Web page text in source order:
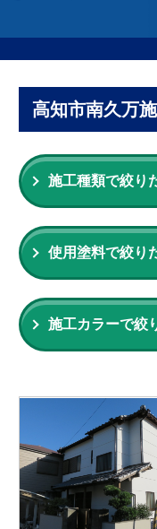
高知市南久万
施工種類で絞り
使用塗料で絞り
施工カラーで絞